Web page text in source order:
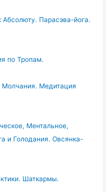
Парасэва-йога.
по Тропам.
Молчания. Медитация
Ментальное,
и Голодания. Овсянка-
Шаткармы.